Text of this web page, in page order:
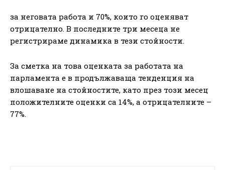
за неговата работа и 70%, които го оценяват
отрицателно. В последните три месеца не
регистрираме динамика в тези стойности.
За сметка на това оценката за работата на
парламента е в продължаваща тенденция на
влошаване на стойностите, като през този месец
положителните оценки са 14%, а отрицателните –
77%.